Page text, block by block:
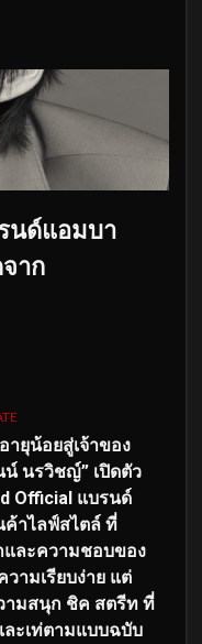
นด์แอมบา
าก
ายุน้อยสู่เจ้าของ
น์ นรวิชญ์” เปิดตัว
Official แบรนด์
ค้าไลฟ์สไตล์ ที่
ละความชอบของ
วามเรียบง่าย แต่
ามสนุก ชิค สตรีท ที่
ะเท่ตามแบบฉบับ